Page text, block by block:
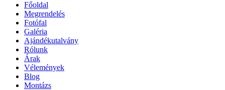
Főoldal
Megrendelés
Fotófal
Galéria
Ajándékutalvány
Rólunk
Árak
Vélemények
Blog
Montázs